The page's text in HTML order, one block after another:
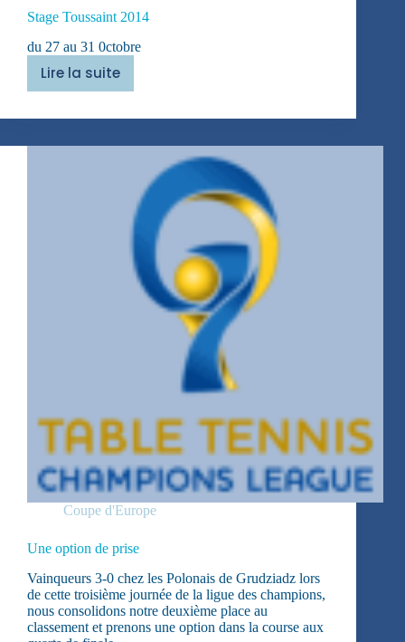
Stage Toussaint 2014
du 27 au 31 0ctobre
Lire la suite
Stage
2014
Coupe d'Europe
Une option de prise
Vainqueurs 3-0 chez les Polonais de Grudziadz lors
de cette troisième journée de la ligue des champions,
nous consolidons notre deuxième place au
classement et prenons une option dans la course aux